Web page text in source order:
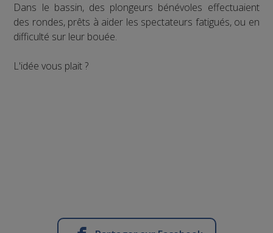
Dans le bassin, des plongeurs bénévoles effectuaient
des rondes, prêts à aider les spectateurs fatigués, ou en
difficulté sur leur bouée.
L'idée vous plait ?